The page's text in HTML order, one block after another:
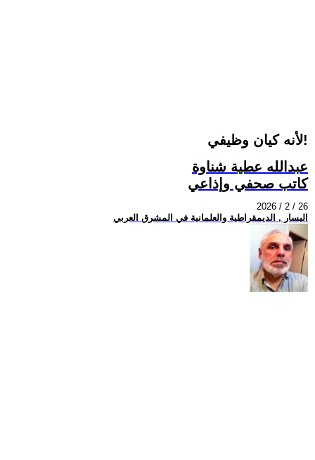
لأنه كيان وظيفي!
عبدالله عطية شناوة
كاتب صحفي وإذاعي
2026 / 2 / 26
اليسار , الديمقراطية والعلمانية في المشرق العربي